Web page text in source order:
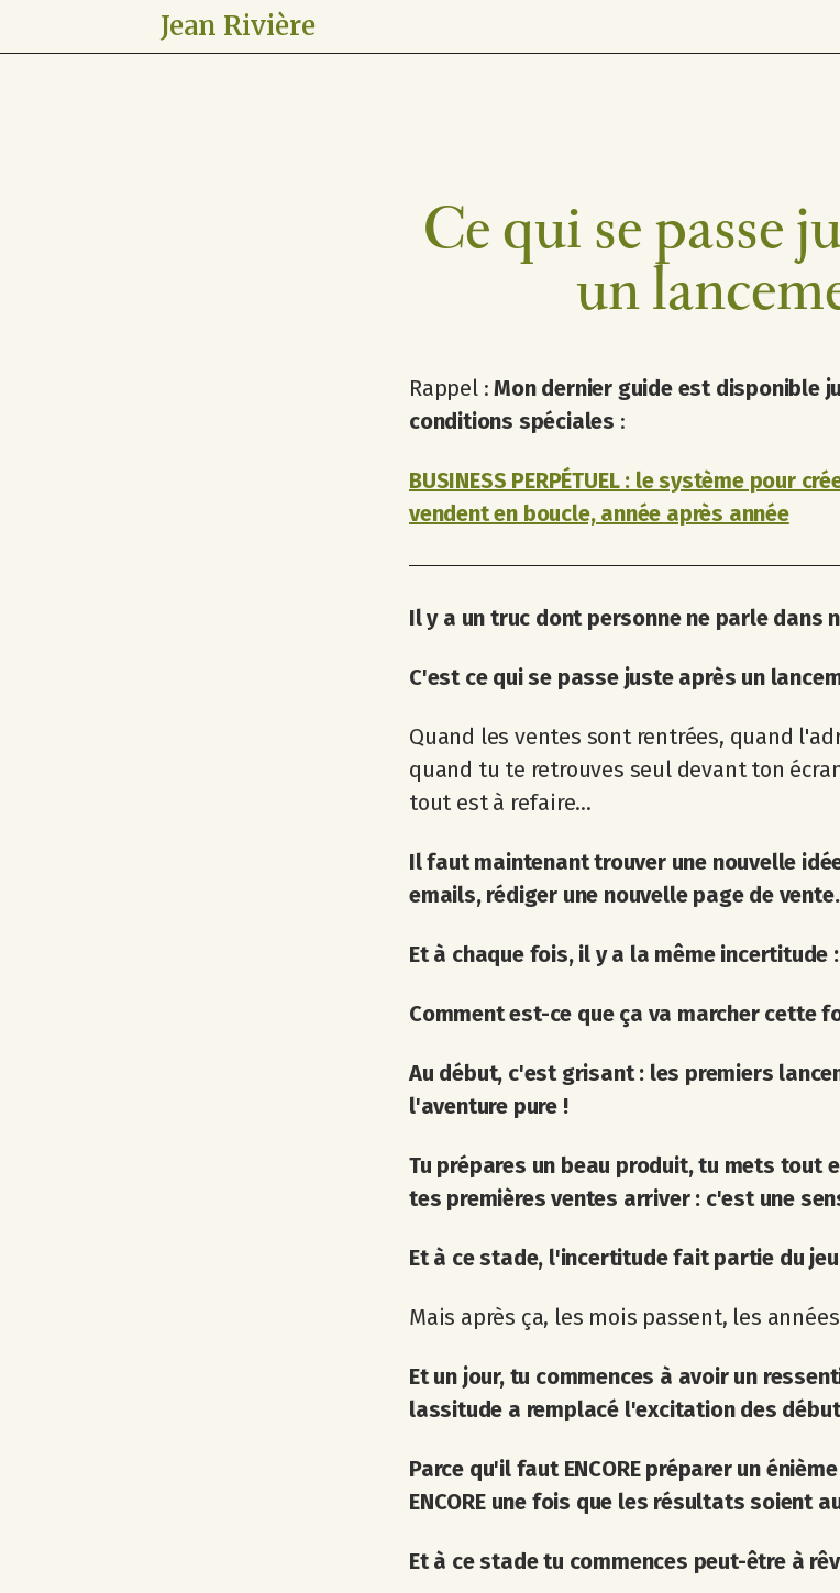
Jean Rivière
Ce qui se passe
un
Rappel :Mon dernier guide est disponible
conditions spéciales :
BUSINESS PERPÉTUEL : le système pour
vendent en boucle, année après année
Il y a un truc dont personne ne parle dans
C'est ce qui se passe juste après un
Quand les ventes sont rentrées, quand
quand tu te retrouves seul devant ton
tout est à refaire...
Il faut maintenant trouver une nouvelle
emails, rédiger une nouvelle page de
Et à chaque fois, il y a la même incertitude :
Comment est-ce que ça va marcher cette
Au début, c'est grisant : les premiers
l'aventure pure !
Tu prépares un beau produit, tu mets tout
tes premières ventes arriver : c'est une
Et à ce stade, l'incertitude fait partie du
Mais après ça, les mois passent, les
Et un jour, tu commences à avoir un
lassitude a remplacé l'excitation des
Parce qu'il faut ENCORE préparer un
ENCORE une fois que les résultats soient
Et à ce stade tu commences peut-être à